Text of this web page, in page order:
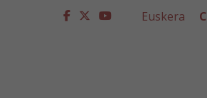
facebook
twitter
youtube
Euskera